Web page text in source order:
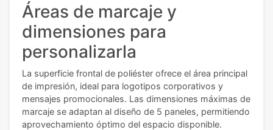
Áreas de marcaje y
dimensiones para
personalizarla
La superficie frontal de poliéster ofrece el área principal
de impresión, ideal para logotipos corporativos y
mensajes promocionales. Las dimensiones máximas de
marcaje se adaptan al diseño de 5 paneles, permitiendo
aprovechamiento óptimo del espacio disponible.